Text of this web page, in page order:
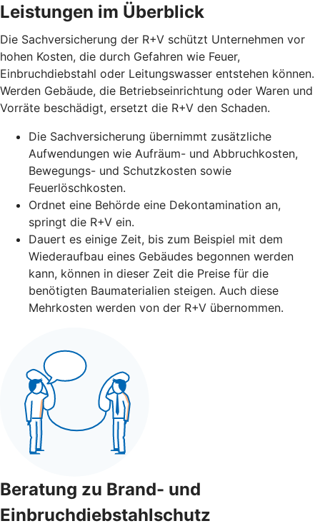
Leistungen im Überblick
Die Sachversicherung der R+V schützt Unternehmen vor
hohen Kosten, die durch Gefahren wie Feuer,
Einbruchdiebstahl oder Leitungswasser entstehen können.
Werden Gebäude, die Betriebseinrichtung oder Waren und
Vorräte beschädigt, ersetzt die R+V den Schaden.
Die Sachversicherung übernimmt zusätzliche
Aufwendungen wie Aufräum- und Abbruchkosten,
Bewegungs- und Schutzkosten sowie
Feuerlöschkosten.
Ordnet eine Behörde eine Dekontamination an,
springt die R+V ein.
Dauert es einige Zeit, bis zum Beispiel mit dem
Wiederaufbau eines Gebäudes begonnen werden
kann, können in dieser Zeit die Preise für die
benötigten Baumaterialien steigen. Auch diese
Mehrkosten werden von der R+V übernommen.
Beratung zu Brand- und
Einbruchdiebstahlschutz